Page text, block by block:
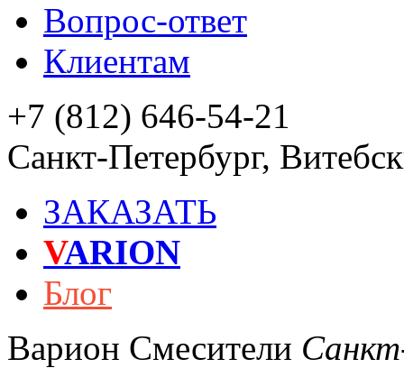
Вопрос-ответ
Клиентам
+7 (812) 646-54-21
Санкт-Петербург,
ЗАКАЗАТЬ
VARION
Блог
Варион Смесители